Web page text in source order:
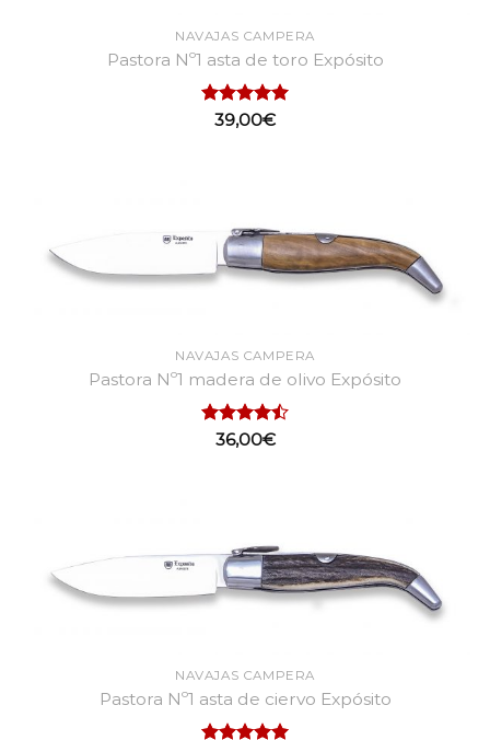
NAVAJAS CAMPERA
Pastora Nº1 asta de toro Expósito
Valorado
39,00€
NAVAJAS CAMPERA
Pastora Nº1 madera de olivo Expósito
Valorado
36,00€
NAVAJAS CAMPERA
Pastora Nº1 asta de ciervo Expósito